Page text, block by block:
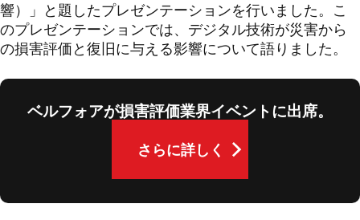
響）」と題したプレゼンテーションを行いました。こ
のプレゼンテーションでは、デジタル技術が災害から
の損害評価と復旧に与える影響について語りました。
ベルフォアが損害評価業界イベントに出席。
さらに詳しく